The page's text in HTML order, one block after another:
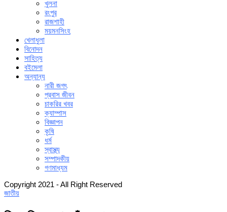
খুলনা
রংপুর
রাজশাহী
ময়মনসিংহ
খেলাধুলা
বিনোদন
সাহিত্য
বইমেলা
অন্যান্য
নারী জগৎ
প্রবাস জীবন
চাকরির খবর
ক্যাম্পাস
বিজ্ঞাপন
কৃষি
ধর্ম
স্বাস্থ্য
সম্পাদকীয়
গণমাধ্যম
Copyright 2021 - All Right Reserved
জাতীয়